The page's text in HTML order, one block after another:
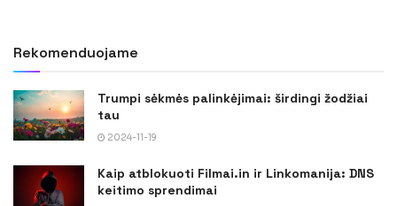
Rekomenduojame
Trumpi sėkmės palinkėjimai: širdingi žodžiai
tau
2024-11-19
Kaip atblokuoti Filmai.in ir Linkomanija: DNS
keitimo sprendimai